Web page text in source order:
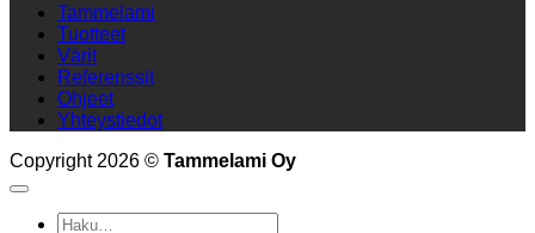
Tammelami
Tuotteet
Värit
Referenssit
Ohjeet
Yhteystiedot
Copyright 2026 © Tammelami Oy
Etsi: